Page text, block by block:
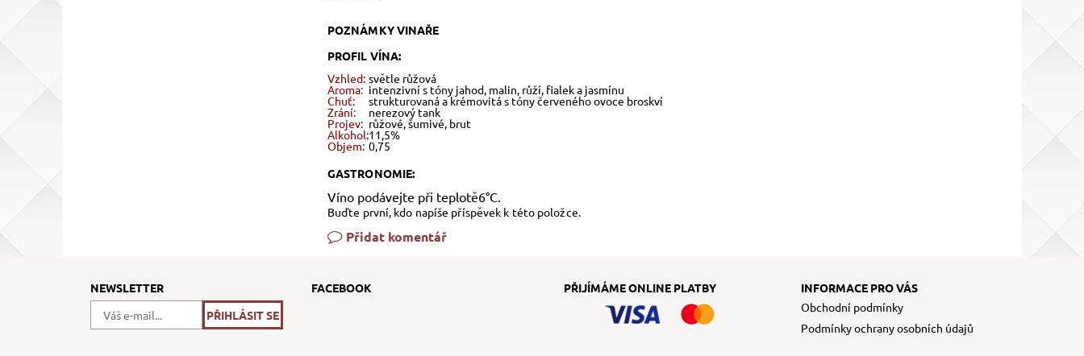
POZNÁMKY VINAŘE
PROFIL VÍNA:
Vzhled: světle růžová
Aroma: intenzivní s tóny jahod, malin, růží, fialek a jasmínu
Chuť: strukturovaná a krémovitá s tóny červeného ovoce broskví
Zrání: nerezový tank
Projev: růžové, šumivé, brut
Alkohol:11,5%
Objem: 0,75
GASTRONOMIE:
Víno podávejte při teplotě6°C.
Buďte první, kdo napíše příspěvek k této položce.
Přidat komentář
NEWSLETTER FACEBOOK PŘIJÍMÁME ONLINE PLATBY
INFORMACE PRO VÁS
Obchodní podmínky
Podmínky ochrany osobních údajů